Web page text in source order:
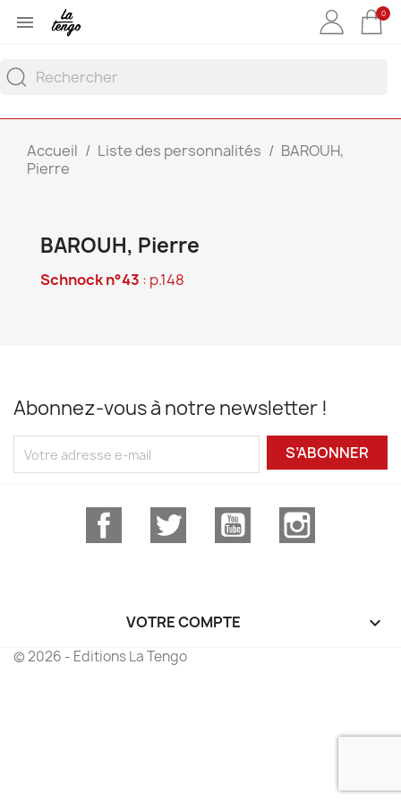
 0
Accueil Liste des personnalités
BAROUH,
Pierre
BAROUH, Pierre
Schnock n°43 : p.148
Abonnez-vous à notre newsletter !
S’ABONNER
Facebook Twitter YouTube
VOTRE COMPTE 
© 2026 - Editions La Tengo